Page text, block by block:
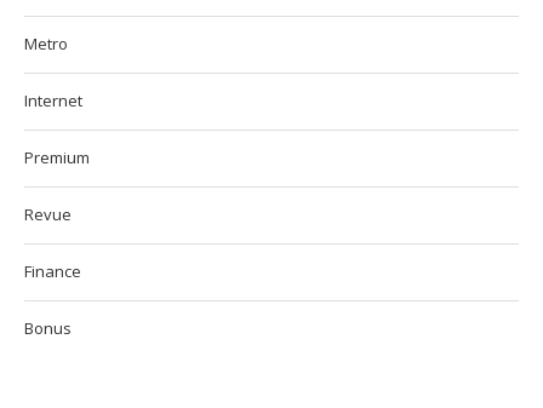
Metro
Internet
Premium
Revue
Finance
Bonus